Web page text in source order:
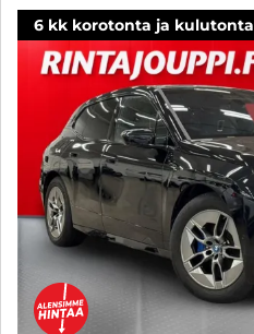
6 kk korotonta ja kulutonta